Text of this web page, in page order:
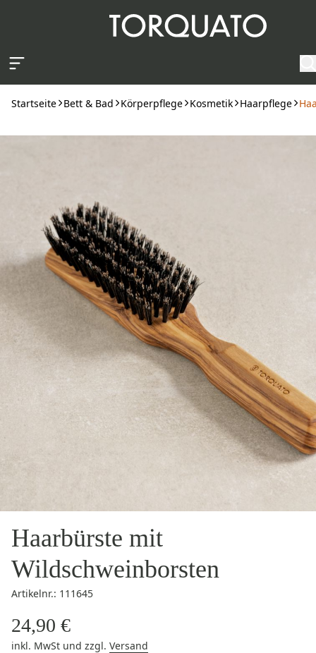
Startseite Bett & Bad Körperpflege Kosmetik Haarpflege
Haarbürste mit
Wildschweinborsten
Artikelnr.: 111645
24,90 €
inkl. MwSt und zzgl. Versand